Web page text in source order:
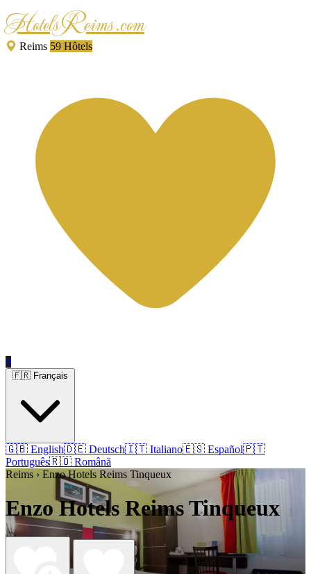
HotelsReims.com
Reims 59 Hôtels
0
🇬🇧 English🇩🇪 Deutsch🇮🇹 Italiano🇪🇸 Español🇵🇹
Português🇷🇴 Română
Reims › Enzo Hotels Reims Tinqueux
Enzo Hotels Reims Tinqueux